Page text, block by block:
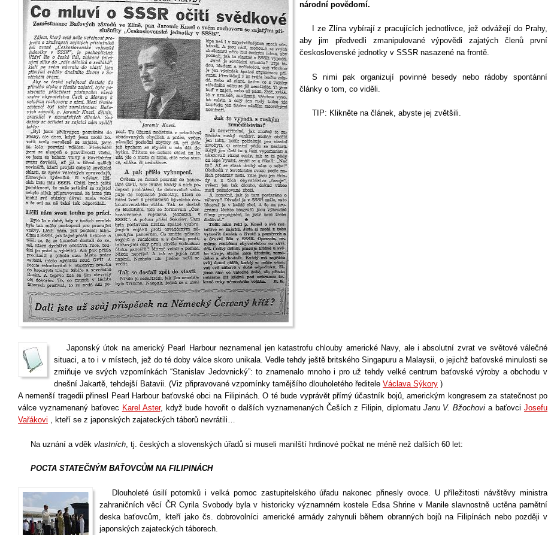
národní povědomí.
I ze Zlína vybírají z pracujících jednotlivce, jež odvážejí do Prahy,
aby jim předvedli zmanipulované výpovědi zajatých členů první
československé jednotky v SSSR nasazené na frontě.
S nimi pak organizují povinné besedy nebo rádoby spontánní
články o tom, co viděli.
TIP: Klikněte na článek, abyste jej zvětšili.
Japonský útok na americký Pearl Harbour neznamenal jen katastrofu chlouby americké Navy, ale i absolutní zvrat ve světové válečné
situaci, a to i v místech, jež do té doby válce skoro unikala. Vedle tehdy ještě britského Singapuru a Malaysii, o jejichž baťovské minulosti se
zmiňuje ve svých vzpomínkách “Stanislav Jedovnický”: to znamenalo mnoho i pro už tehdy velké centrum baťovské výroby a obchodu v
dnešní Jakartě, tehdejší Batavii. (Viz připravované vzpomínky tamějšího dlouholetého ředitele Václava Sýkory )
A nemenší tragedii přinesl Pearl Harbour baťovské obci na Filipinách. O té bude vyprávět přímý účastník bojů, americkým kongresem za statečnost po
válce vyznamenaný baťovec Karel Aster, když bude hovořit o dalších vyznamenaných Češích z Filipin, diplomatu Janu V. Bžochovi a baťovciJosefu
Vařákovi , kteří se z japonských zajateckých táborů nevrátili…
Na uznání a vděk vlastních, tj. českých a slovenských úřadů si museli manilští hrdinové počkat ne méně než dalších 60 let:
POCTASTATEČNÝM BAŤOVCŮM NA FILIPINÁCH
Dlouholeté úsilí potomků i velká pomoc zastupitelského úřadu nakonec přinesly ovoce. U příležitosti návštěvy ministra
zahraničních věcí ČR Cyrila Svobody byla v historicky významném kostele Edsa Shrine v Manile slavnostně uctěna pamětní
deska baťovcům, kteří jako čs. dobrovolníci americké armády zahynuli během obranných bojů na Filipínách nebo později v
japonských zajateckých táborech.